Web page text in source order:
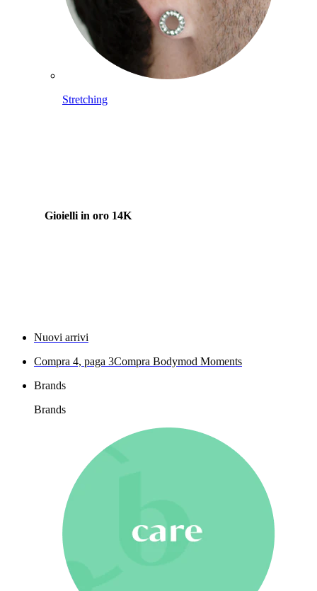
Stretching
Gioielli in oro 14K
Nuovi arrivi
Compra 4, paga 3Compra Bodymod Moments
Brands
Brands